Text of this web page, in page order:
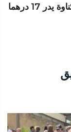
بنسعيد: كل درهم يُستثمر في مهرجان كناوة يدر 17 درهما